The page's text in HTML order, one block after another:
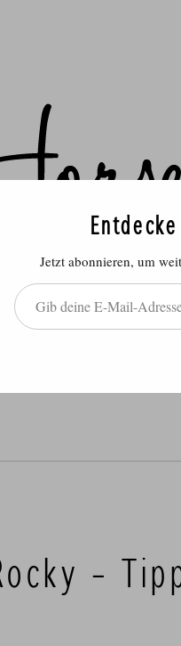
–
Jetzt abonnieren, um
Gib deine E-Mail-Adresse ein ...